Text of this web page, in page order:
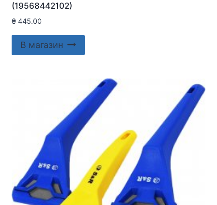
(19568442102)
₴ 445.00
В магазин